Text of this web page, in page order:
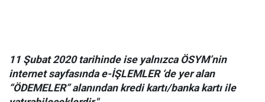
11 Şubat 2020 tarihinde ise yalnızca ÖSYM’nin
internet sayfasında e-İŞLEMLER ‘de yer alan
“ÖDEMELER” alanından kredi kartı/banka kartı ile